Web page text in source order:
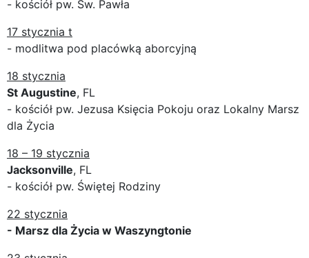
- kościół pw. Św. Pawła
17 stycznia t
- modlitwa pod placówką aborcyjną
18 stycznia
St Augustine, FL
- kościół pw. Jezusa Księcia Pokoju oraz Lokalny Marsz
dla Życia
18 – 19 stycznia
Jacksonville, FL
- kościół pw. Świętej Rodziny
22 stycznia
- Marsz dla Życia w Waszyngtonie